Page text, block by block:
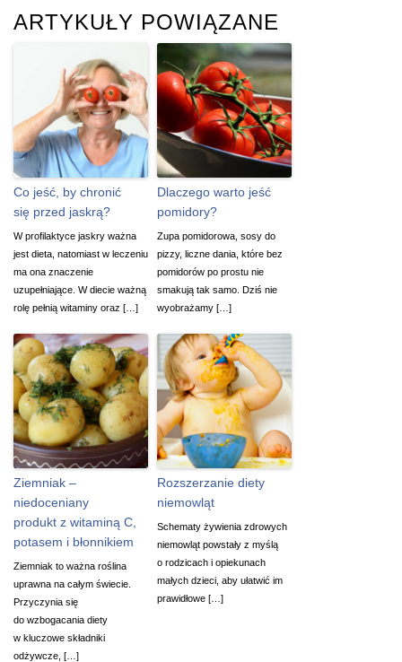
ARTYKUŁY POWIĄZANE
Co jeść, by chronić
się przed jaskrą?
W profilaktyce jaskry ważna
jest dieta, natomiast w leczeniu
ma ona znaczenie
uzupełniające. W diecie ważną
rolę pełnią witaminy oraz […]
Dlaczego warto jeść
pomidory?
Zupa pomidorowa, sosy do
pizzy, liczne dania, które bez
pomidorów po prostu nie
smakują tak samo. Dziś nie
wyobrażamy […]
Ziemniak –
niedoceniany
produkt z witaminą C,
potasem i błonnikiem
Ziemniak to ważna roślina
uprawna na całym świecie.
Przyczynia się
do wzbogacania diety
w kluczowe składniki
odżywcze, […]
Rozszerzanie diety
niemowląt
Schematy żywienia zdrowych
niemowląt powstały z myślą
o rodzicach i opiekunach
małych dzieci, aby ułatwić im
prawidłowe […]